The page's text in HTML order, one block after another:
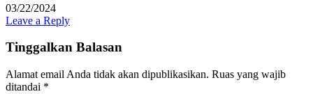
03/22/2024
Leave a Reply
Tinggalkan Balasan
Alamat email Anda tidak akan dipublikasikan. Ruas yang wajib
ditandai *